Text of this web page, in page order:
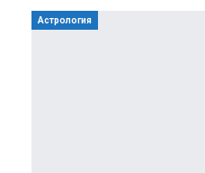
Астрология